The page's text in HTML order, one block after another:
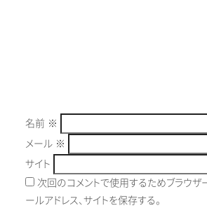
名前 ※
メール ※
サイト
次回のコメントで使用するためブラウザ
ールアドレス、サイトを保存する。